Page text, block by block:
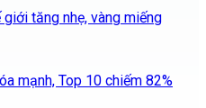
tăng nhẹ, vàng miếng
mạnh, Top 10 chiếm 82%